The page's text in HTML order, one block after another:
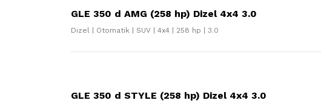
GLE 350 d AMG (258 hp) Dizel 4x4 3.0
Dizel | Otomatik | SUV | 4x4 | 258 hp | 3.0
GLE 350 d STYLE (258 hp) Dizel 4x4 3.0